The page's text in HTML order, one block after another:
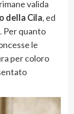
valida
della Cila, ed
Per quanto
le
per coloro